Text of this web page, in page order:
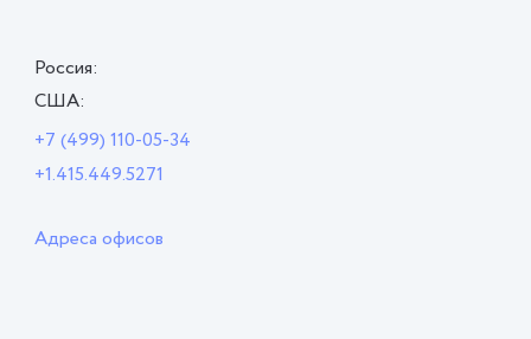
Россия:
США:
+7 (499) 110-05-34
+1.415.449.5271
Адреса офисов